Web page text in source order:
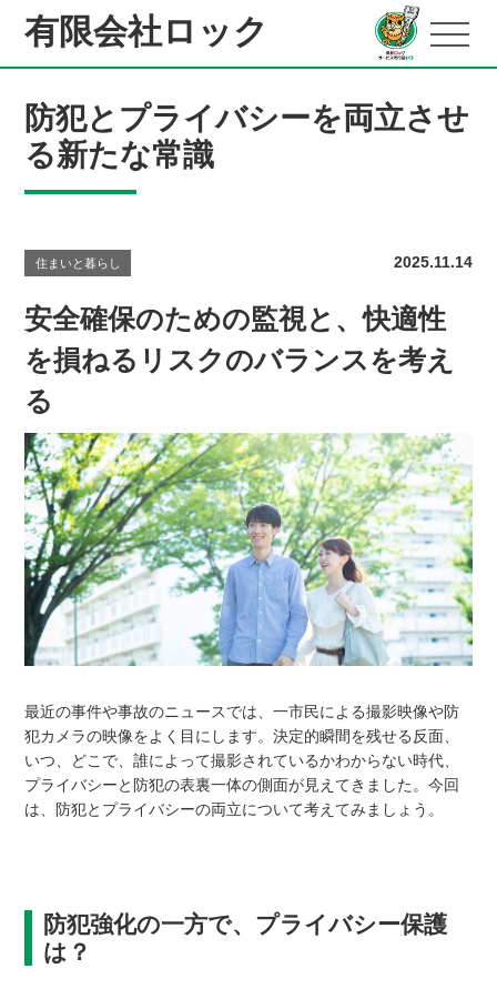
有限会社ロック
防犯とプライバシーを両立させ
る新たな常識
住まいと暮らし 2025.11.14
安全確保のための監視と、快適性
を損ねるリスクのバランスを考え
る
最近の事件や事故のニュースでは、一市民による撮影映像や防
犯カメラの映像をよく目にします。決定的瞬間を残せる反面、
いつ、どこで、誰によって撮影されているかわからない時代、
プライバシーと防犯の表裏一体の側面が見えてきました。今回
は、防犯とプライバシーの両立について考えてみましょう。
防犯強化の一方で、プライバシー保護
は？